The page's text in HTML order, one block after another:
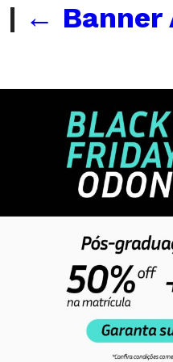
| ← Banner